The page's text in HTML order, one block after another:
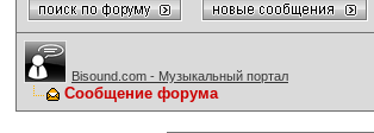
Bisound.com - Музыкальный портал
Сообщение форума